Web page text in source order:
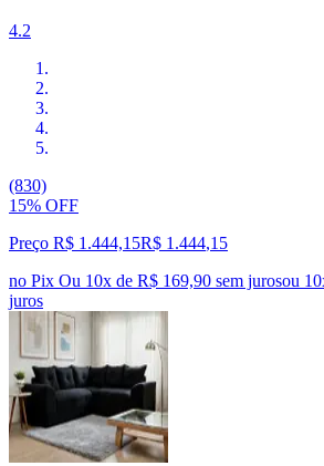
4.2
(830)
15% OFF
Preço R$ 1.444,15R$ 1.444,15
no Pix Ou 10x de R$ 169,90 sem jurosou 10
juros